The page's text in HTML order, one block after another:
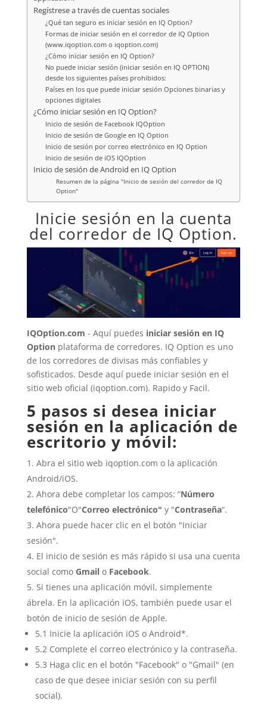
Regístrese a través de cuentas sociales
¿Qué tan seguro es iniciar sesión en IQ Option?
Formas de iniciar sesión en el corredor de IQ Option
(www.iqoption.com o iqoption.com)
¿Cómo iniciar sesión en IQ Option?
No puede iniciar sesión (iniciar sesión en IQ OPTION)
desde los siguientes países prohibidos:
Países en los que puede iniciar sesión Opciones binarias y
opciones digitales
¿Cómo iniciar sesión en IQ Option?
Inicio de sesión de Facebook IQOption
Inicio de sesión de Google en IQ Option
Inicio de sesión por correo electrónico en IQ Option
Inicio de sesión de iOS IQOption
Inicio de sesión de Android en IQ Option
Resumen de la página "Inicio de sesión del corredor de IQ
Option"
Inicie sesión en la cuenta
del corredor de IQ Option.
IQOption.com - Aquí puedes iniciar sesión en IQ
Optionplataforma de corredores. IQ Option es uno
de los corredores de divisas más confiables y
sofisticados. Desde aquí puede iniciar sesión en el
sitio web oficial (iqoption.com). Rapido y Facil.
5 pasos si desea iniciar
sesión en la aplicación de
escritorio y móvil:
Abra el sitio web iqoption.com o la aplicación
Android/iOS.
Ahora debe completar los campos: “Número
telefónico"O"Correo electrónico" y "Contraseña“.
Ahora puede hacer clic en el botón "Iniciar
sesión".
El inicio de sesión es más rápido si usa una cuenta
social como Gmailo Facebook.
Si tienes una aplicación móvil, simplemente
ábrela. En la aplicación iOS, también puede usar el
botón de inicio de sesión de Apple.
5.1 Inicie la aplicación iOS o Android*.
5.2 Complete el correo electrónico y la contraseña.
5.3 Haga clic en el botón "Facebook" o "Gmail" (en
caso de que desee iniciar sesión con su perfil
social).